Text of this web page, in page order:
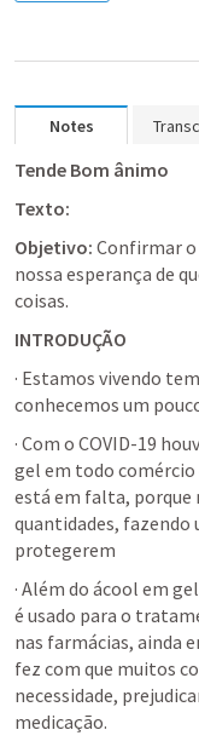
Notes
Tende Bom ânimo
Texto:
Objetivo: Confirmar o
nossa esperança de
coisas.
INTRODUÇÃO
· Estamos vivendo
conhecemos um
· Com o COVID-19
gel em todo
está em falta, porque
quantidades, fazendo
protegerem
· Além do ácool em
é usado para o
nas farmácias, ainda
fez com que muitos
necessidade,
medicação.